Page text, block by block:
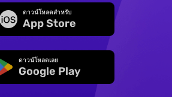
ดาวน์โหลดสำหรับ
App Store
ดาวน์โหลดเลย
Google Play